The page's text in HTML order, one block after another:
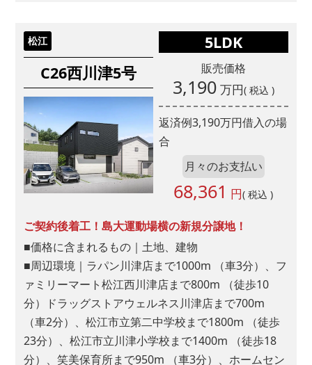
松江
C26西川津5号
5LDK
販売価格
3,190万円( 税込 )
返済例3,190万円借入の場
合
月々のお支払い
68,361 円( 税込 )
ご契約後着工！島大運動場横の新規分譲地！
■価格に含まれるもの｜土地、建物
■周辺環境｜ラパン川津店まで1000m （車3分）、フ
ァミリーマート松江西川津店まで800m （徒歩10
分）ドラッグストアウェルネス川津店まで700m
（車2分）、松江市立第二中学校まで1800m （徒歩
23分）、松江市立川津小学校まで1400m （徒歩18
分）、笑美保育所まで950m （車3分）、ホームセン